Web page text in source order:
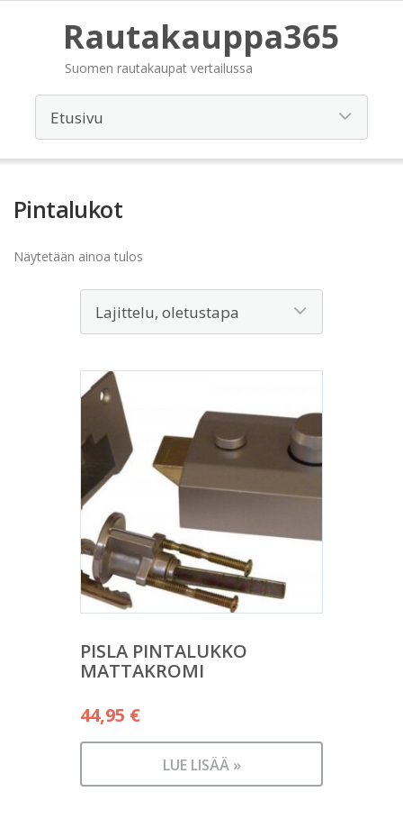
Rautakauppa365
Suomen rautakaupat vertailussa
Pintalukot
Näytetään ainoa tulos
PISLA PINTALUKKO
MATTAKROMI
44,95 €
LUE LISÄÄ »